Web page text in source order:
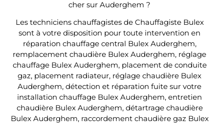
cher sur Auderghem ?
Les techniciens chauffagistes de Chauffagiste Bulex
sont à votre disposition pour toute intervention en
réparation chauffage central Bulex Auderghem,
remplacement chaudière Bulex Auderghem, réglage
chauffage Bulex Auderghem, placement de conduite
gaz, placement radiateur, réglage chaudière Bulex
Auderghem, détection et réparation fuite sur votre
installation chauffage Bulex Auderghem, entretien
chaudière Bulex Auderghem, détartrage chaudière
Bulex Auderghem, raccordement chaudière gaz Bulex